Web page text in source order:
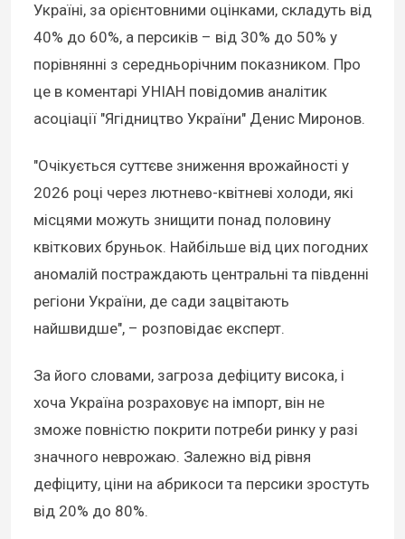
Україні, за орієнтовними оцінками, складуть від
40% до 60%, а персиків – від 30% до 50% у
порівнянні з середньорічним показником. Про
це в коментарі УНІАН повідомив аналітик
асоціації "Ягідництво України" Денис Миронов.
"Очікується суттєве зниження врожайності у
2026 році через лютнево-квітневі холоди, які
місцями можуть знищити понад половину
квіткових бруньок. Найбільше від цих погодних
аномалій постраждають центральні та південні
регіони України, де сади зацвітають
найшвидше", – розповідає експерт.
За його словами, загроза дефіциту висока, і
хоча Україна розраховує на імпорт, він не
зможе повністю покрити потреби ринку у разі
значного неврожаю. Залежно від рівня
дефіциту, ціни на абрикоси та персики зростуть
від 20% до 80%.